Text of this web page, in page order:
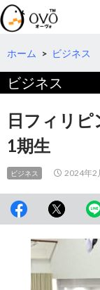
検
索
コ
テ
へ
ホーム > ビジネス
ビジネス
日フィリピ
1期生
ビジネス 2024年2